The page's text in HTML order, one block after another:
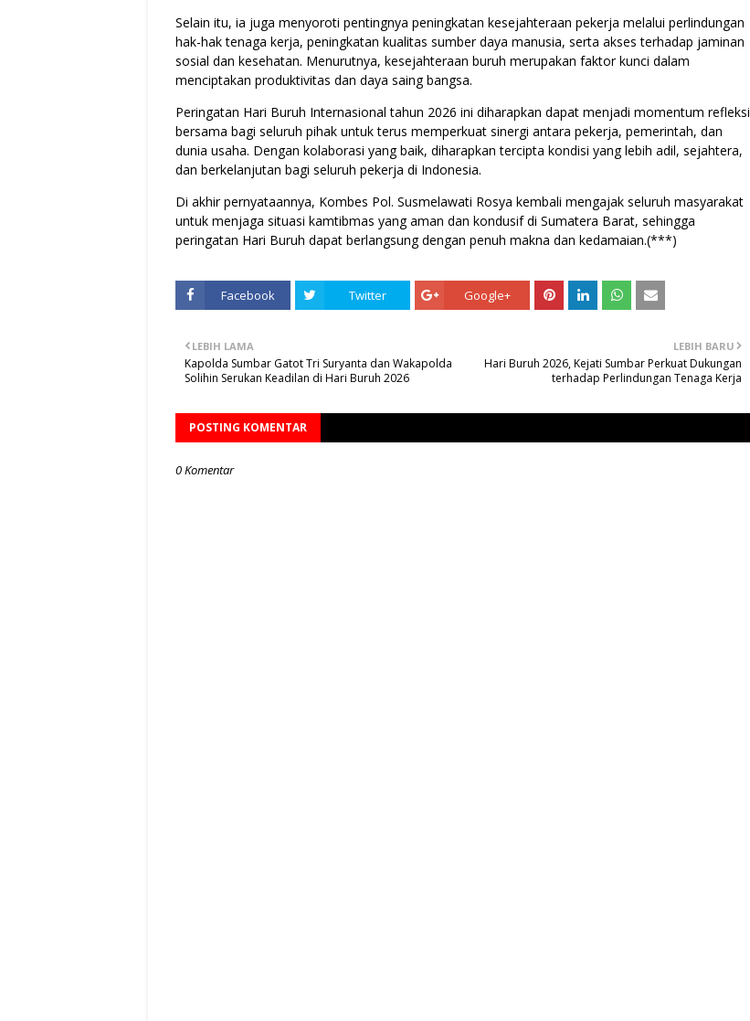
Selain itu, ia juga menyoroti pentingnya peningkatan kesejahteraan pekerja melalui perlindungan
hak-hak tenaga kerja, peningkatan kualitas sumber daya manusia, serta akses terhadap jaminan
sosial dan kesehatan. Menurutnya, kesejahteraan buruh merupakan faktor kunci dalam
menciptakan produktivitas dan daya saing bangsa.
Peringatan Hari Buruh Internasional tahun 2026 ini diharapkan dapat menjadi momentum refleksi
bersama bagi seluruh pihak untuk terus memperkuat sinergi antara pekerja, pemerintah, dan
dunia usaha. Dengan kolaborasi yang baik, diharapkan tercipta kondisi yang lebih adil, sejahtera,
dan berkelanjutan bagi seluruh pekerja di Indonesia.
Di akhir pernyataannya, Kombes Pol. Susmelawati Rosya kembali mengajak seluruh masyarakat
untuk menjaga situasi kamtibmas yang aman dan kondusif di Sumatera Barat, sehingga
peringatan Hari Buruh dapat berlangsung dengan penuh makna dan kedamaian.(***)
Facebook Twitter Google+
LEBIH BARU
Hari Buruh 2026, Kejati Sumbar Perkuat Dukungan
terhadap Perlindungan Tenaga Kerja
LEBIH LAMA
Kapolda Sumbar Gatot Tri Suryanta dan Wakapolda
Solihin Serukan Keadilan di Hari Buruh 2026
POSTING KOMENTAR
0 Komentar